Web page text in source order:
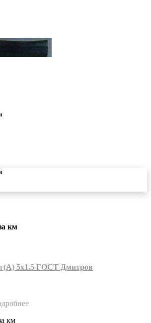
км
5х1.5 ГОСТ Дмитров
км